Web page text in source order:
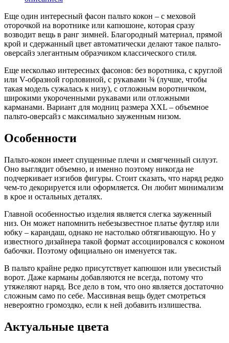
Еще один интересный фасон пальто кокон – с меховой
оторочкой на воротнике или капюшоне, которая сразу
возводит вещь в ранг зимней. Благородный материал, прямой
крой и сдержанный цвет автоматически делают такое пальто-
оверсайз элегантным образчиком классического стиля.
Еще несколько интересных фасонов: без воротника, с круглой
или V-образной горловиной, с рукавами ¾ (лучше, чтобы
такая модель сужалась к низу), с отложным воротничком,
широкими укороченными рукавами или отложными
карманами. Вариант для модниц размера XXL – объемное
пальто-оверсайз с максимально зауженным низом.
Особенности
Пальто-кокон имеет спущенные плечи и смягченный силуэт.
Оно выглядит объемно, и именно поэтому никогда не
подчеркивает изгибов фигуры. Стоит сказать, что наряд редко
чем-то декорируется или оформляется. Он любит минимализм
в крое и остальных деталях.
Главной особенностью изделия является слегка зауженный
низ. Он может напомнить небезызвестное платье футляр или
юбку – карандаш, однако не настолько обтягивающую. Но у
известного дизайнера такой формат ассоциировался с коконом
бабочки. Поэтому официально он именуется так.
В пальто крайне редко присутствует капюшон или увесистый
ворот. Даже карманы добавляются не всегда, потому что
утяжеляют наряд. Все дело в том, что оно является достаточно
сложным само по себе. Массивная вещь будет смотреться
невероятно громоздко, если к ней добавить излишества.
Актуальные цвета